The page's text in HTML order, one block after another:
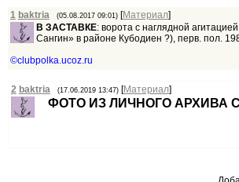
1 baktria (05.08.2017 09:01)[Материал]
В ЗАСТАВКЕ: ворота с наглядной
Сангин» в районе Кубодиен ?), перв. пол.
©clubpolka.ucoz.ru
2 baktria (17.06.2019 13:47)[Материал]
ФОТО ИЗ ЛИЧНОГО АРХИВА